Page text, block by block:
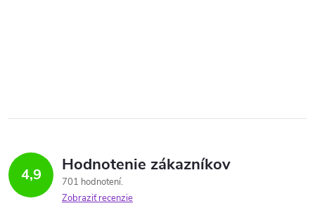
4,9 Hodnotenie zákazníkov
701 hodnotení
Zobraziť recenzie